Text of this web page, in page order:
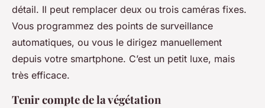
détail. Il peut remplacer deux ou trois caméras fixes.
Vous programmez des points de surveillance
automatiques, ou vous le dirigez manuellement
depuis votre smartphone. C’est un petit luxe, mais
très efficace.
Tenir compte de la végétation